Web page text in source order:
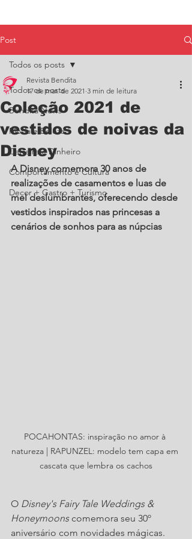
Post
Todos os posts
Bendita News
Moda e Beleza
Carreira e Dinheiro
Comportamento e Cultura
Decor + Gastro + Turismo
Todos os posts
Coleção 2021 de
vestidos de noivas da
Disney
Revista Bendita
17 de mar. de 2021 3 min de leitura
A Disney comemora 30 anos de
realizações de casamentos e luas de
mel deslumbrantes, oferecendo desde
vestidos inspirados nas princesas a
cenários de sonhos para as núpcias
POCAHONTAS: inspiração no amor à
natureza | RAPUNZEL: modelo tem capa em
cascata que lembra os cachos
O Disney's Fairy Tale Weddings &
Honeymoons comemora seu 30º
aniversário com novidades mágicas.